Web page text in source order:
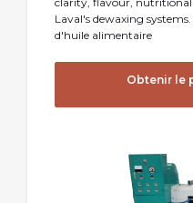
Laval's dewaxing
d'huile alimentaire
Obtenir le